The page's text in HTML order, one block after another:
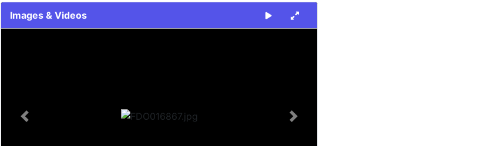
Images & Videos
Previous Next